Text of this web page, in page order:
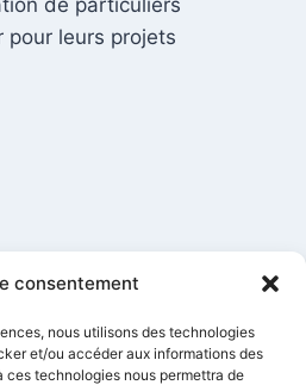
consentement
nous utilisons des technologies
et/ou accéder aux informations des
ces technologies nous permettra de
de particuliers
pour leurs projets